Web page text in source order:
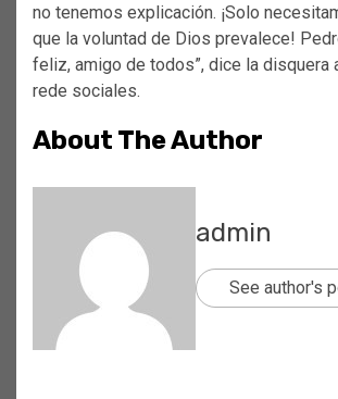
no tenemos explicación. ¡Solo
que la voluntad de Dios prevalece!
feliz, amigo de todos”, dice la disquera
rede sociales.
About The Author
admin
See author's